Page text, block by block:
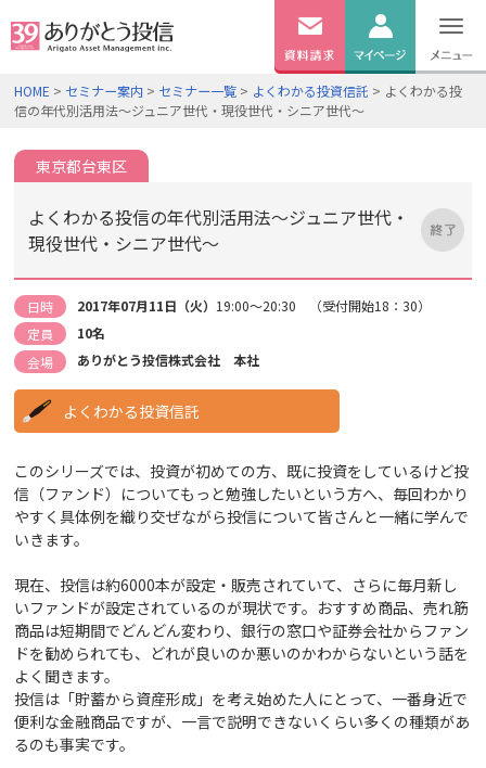
無料資料
請求
ログイン
HOME > セミナー案内 > セミナー一覧 > よくわかる投資信託 > よくわかる投
信の年代別活用法～ジュニア世代・現役世代・シニア世代～
東京都台東区
よくわかる投信の年代別活用法～ジュニア世代・
現役世代・シニア世代～
日時 2017年07月11日（火） 19:00～20:30 （受付開始18：30）
定員
10名
会場
ありがとう投信株式会社 本社
よくわかる投資信託
このシリーズでは、投資が初めての方、既に投資をしているけど投
信（ファンド）についてもっと勉強したいという方へ、毎回わかり
やすく具体例を織り交ぜながら投信について皆さんと一緒に学んで
いきます。
現在、投信は約6000本が設定・販売されていて、さらに毎月新し
いファンドが設定されているのが現状です。おすすめ商品、売れ筋
商品は短期間でどんどん変わり、銀行の窓口や証券会社からファン
ドを勧められても、どれが良いのか悪いのかわからないという話を
よく聞きます。
投信は「貯蓄から資産形成」を考え始めた人にとって、一番身近で
便利な金融商品ですが、一言で説明できないくらい多くの種類があ
るのも事実です。